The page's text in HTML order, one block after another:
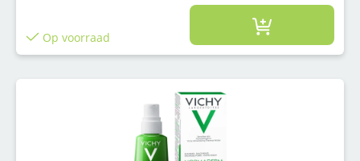
Op voorraad